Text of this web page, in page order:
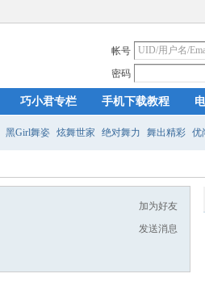
帐号
密码
巧小君专栏 手机下载教程
黑Girl舞姿 炫舞世家 绝对舞力 舞出精彩 优
加为好友
发送消息